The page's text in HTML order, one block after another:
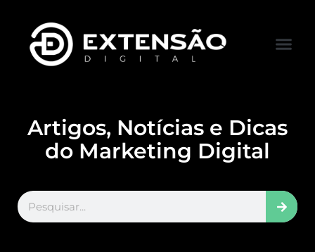
Artigos, Notícias e Dicas
do Marketing Digital